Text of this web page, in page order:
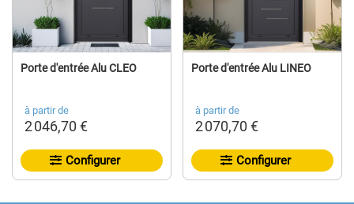
Porte d'entrée Alu CLEO
à partir de
2 046,70 €
Configurer
Porte d'entrée Alu LINEO
à partir de
2 070,70 €
Configurer